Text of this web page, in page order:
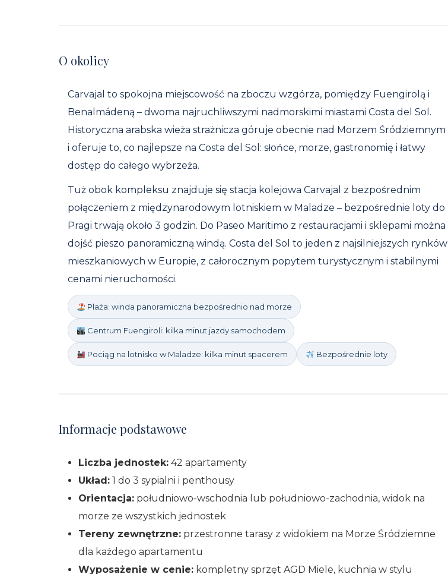
O okolicy
Carvajal to spokojna miejscowość na zboczu wzgórza, pomiędzy Fuengirolą i
Benalmádeną – dwoma najruchliwszymi nadmorskimi miastami Costa del Sol.
Historyczna arabska wieża strażnicza góruje obecnie nad Morzem Śródziemnym
i oferuje to, co najlepsze na Costa del Sol: słońce, morze, gastronomię i łatwy
dostęp do całego wybrzeża.
Tuż obok kompleksu znajduje się stacja kolejowa Carvajal z bezpośrednim
połączeniem z międzynarodowym lotniskiem w Maladze – bezpośrednie loty do
Pragi trwają około 3 godzin. Do Paseo Maritimo z restauracjami i sklepami można
dojść pieszo panoramiczną windą. Costa del Sol to jeden z najsilniejszych rynków
mieszkaniowych w Europie, z całorocznym popytem turystycznym i stabilnymi
cenami nieruchomości.
Plaża: winda panoramiczna bezpośrednio nad morze
Centrum Fuengiroli: kilka minut jazdy samochodem
Pociąg na lotnisko w Maladze: kilka minut spacerem Bezpośrednie loty
Informacje podstawowe
Liczba jednostek: 42 apartamenty
Układ: 1 do 3 sypialni i penthousy
Orientacja: południowo-wschodnia lub południowo-zachodnia, widok na
morze ze wszystkich jednostek
Tereny zewnętrzne: przestronne tarasy z widokiem na Morze Śródziemne
dla każdego apartamentu
Wyposażenie w cenie: kompletny sprzęt AGD Miele, kuchnia w stylu